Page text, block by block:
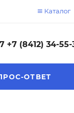
Каталог
+7 (8412) 34-55-
ОТВЕТ